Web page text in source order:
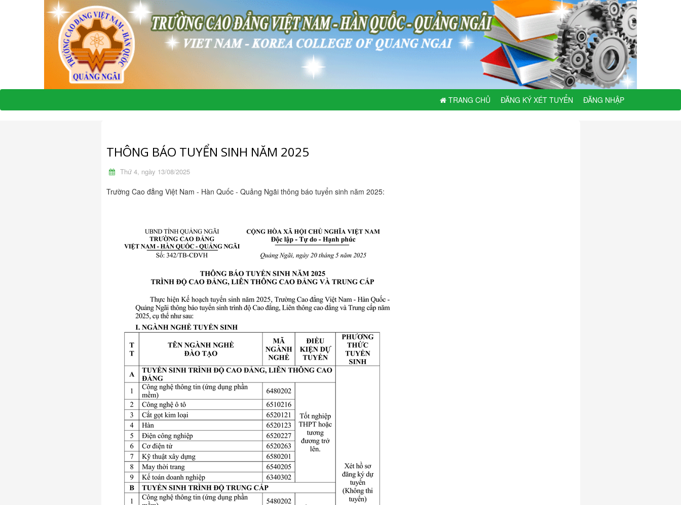
TRANG CHỦ ĐĂNG KÝ XÉT TUYỂN ĐĂNG NHẬP
THÔNG BÁO TUYỂN SINH NĂM 2025
Thứ 4, ngày 13/08/2025
Trường Cao đẳng Việt Nam - Hàn Quốc - Quảng Ngãi thông báo tuyển sinh năm 2025: